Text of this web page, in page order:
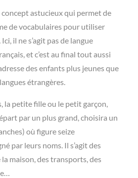
concept astucieux qui permet de
de vocabulaires pour utiliser
il ne s’agit pas de langue
et c’est au final tout aussi
des enfants plus jeunes que
étrangères.
la petite fille ou le petit garçon,
par un plus grand, choisira un
où figure seize
par leurs noms. Il s’agit des
maison, des transports, des